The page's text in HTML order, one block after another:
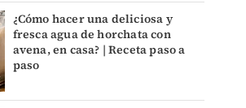
¿Cómo hacer una deliciosa y
fresca agua de horchata con
avena, en casa? | Receta paso a
paso